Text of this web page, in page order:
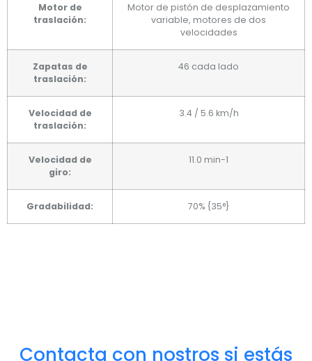
Motor de
traslación:
Motor de pistón de desplazamiento
variable, motores de dos
velocidades
Zapatas de
traslación:
46 cada lado
Velocidad de
traslación:
3.4 / 5.6 km/h
Velocidad de
giro:
11.0 min-1
Gradabilidad: 70% {35°}
Contacta con nostros si estás